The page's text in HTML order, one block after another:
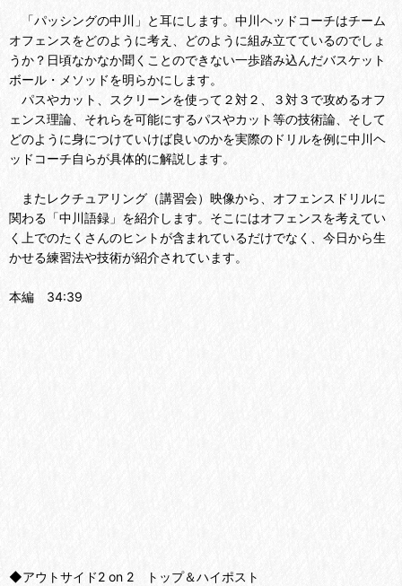
「パッシングの中川」と耳にします。中川ヘッドコーチはチーム
オフェンスをどのように考え、どのように組み立てているのでしょ
うか？日頃なかなか聞くことのできない一歩踏み込んだバスケット
ボール・メソッドを明らかにします。
パスやカット、スクリーンを使って２対２、３対３で攻めるオフ
ェンス理論、それらを可能にするパスやカット等の技術論、そして
どのように身につけていけば良いのかを実際のドリルを例に中川ヘ
ッドコーチ自らが具体的に解説します。
またレクチュアリング（講習会）映像から、オフェンスドリルに
関わる「中川語録」を紹介します。そこにはオフェンスを考えてい
く上でのたくさんのヒントが含まれているだけでなく、今日から生
かせる練習法や技術が紹介されています。
本編 34:39
◆アウトサイド2 on 2 トップ＆ハイポスト